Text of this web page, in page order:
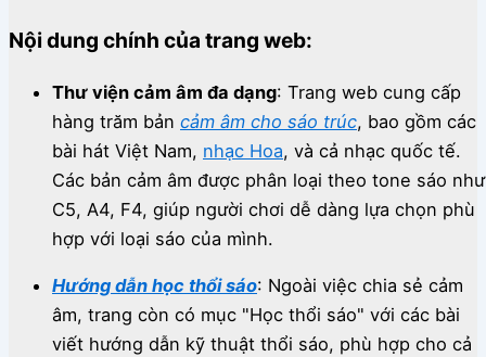
Nội dung chính của trang web:
Thư viện cảm âm đa dạng: Trang web cung cấp
hàng trăm bản cảm âm cho sáo trúc, bao gồm các
bài hát Việt Nam, nhạc Hoa, và cả nhạc quốc tế.
Các bản cảm âm được phân loại theo tone sáo như
C5, A4, F4, giúp người chơi dễ dàng lựa chọn phù
hợp với loại sáo của mình.
Hướng dẫn học thổi sáo: Ngoài việc chia sẻ cảm
âm, trang còn có mục "Học thổi sáo" với các bài
viết hướng dẫn kỹ thuật thổi sáo, phù hợp cho cả